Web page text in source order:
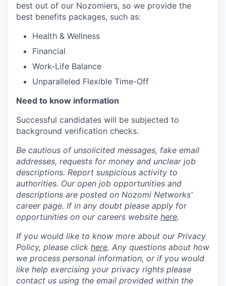
best out of our Nozomiers, so we provide the
best benefits packages, such as:
Health & Wellness
Financial
Work-Life Balance
Unparalleled Flexible Time-Off
Need to know information
Successful candidates will be subjected to
background verification checks.
Be cautious of unsolicited messages, fake email
addresses, requests for money and unclear job
descriptions. Report suspicious activity to
authorities. Our open job opportunities and
descriptions are posted on Nozomi Networks'
career page. If in any doubt please apply for
opportunities on our careers website here.
If you would like to know more about our Privacy
Policy, please click here. Any questions about how
we process personal information, or if you would
like help exercising your privacy rights please
contact us using the email provided within the